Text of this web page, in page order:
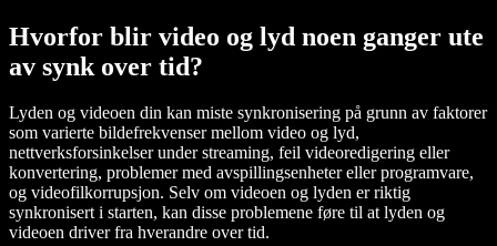
Hvorfor blir video og lyd noen ganger ute
av synk over tid?
Lyden og videoen din kan miste synkronisering på grunn av faktorer
som varierte bildefrekvenser mellom video og lyd,
nettverksforsinkelser under streaming, feil videoredigering eller
konvertering, problemer med avspillingsenheter eller programvare,
og videofilkorrupsjon. Selv om videoen og lyden er riktig
synkronisert i starten, kan disse problemene føre til at lyden og
videoen driver fra hverandre over tid.